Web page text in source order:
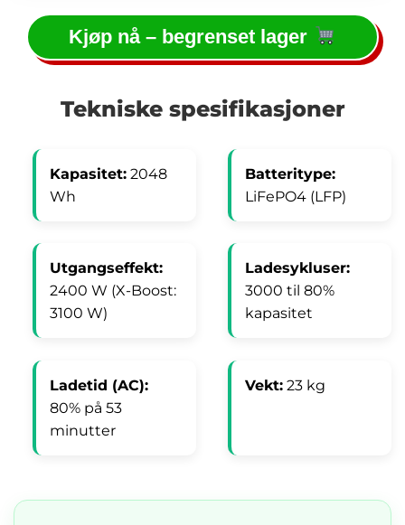
Kjøp nå – begrenset lager
Tekniske spesifikasjoner
Kapasitet:2048
Wh
Batteritype:
LiFePO4 (LFP)
Utgangseffekt:
2400 W (X-Boost:
3100 W)
Ladesykluser:
3000 til 80%
kapasitet
Ladetid (AC):
80% på 53
minutter
Vekt: 23 kg